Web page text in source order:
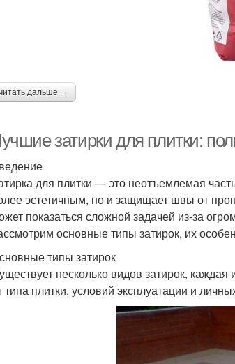
дальше →
затирки для плитки:
для плитки — это неотъемлемая
эстетичным, но и защищает швы от
показаться сложной задачей из-за
основные типы затирок, их
типы затирок
несколько видов затирок,
типа плитки, условий эксплуатации и